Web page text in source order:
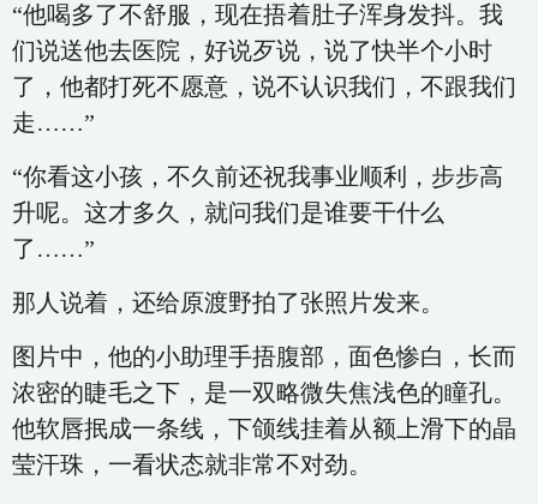
“他喝多了不舒服，现在捂着肚子浑身发抖。我
们说送他去医院，好说歹说，说了快半个小时
了，他都打死不愿意，说不认识我们，不跟我们
走……”
“你看这小孩，不久前还祝我事业顺利，步步高
升呢。这才多久，就问我们是谁要干什么
了……”
那人说着，还给原渡野拍了张照片发来。
图片中，他的小助理手捂腹部，面色惨白，长而
浓密的睫毛之下，是一双略微失焦浅色的瞳孔。
他软唇抿成一条线，下颌线挂着从额上滑下的晶
莹汗珠，一看状态就非常不对劲。